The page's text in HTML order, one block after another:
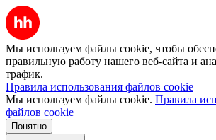
Мы используем файлы cookie, чтобы
правильную работу нашего веб-сайта и
трафик.
Правила использования файлов cookie
Мы используем файлы cookie. Правила
файлов cookie
Понятно